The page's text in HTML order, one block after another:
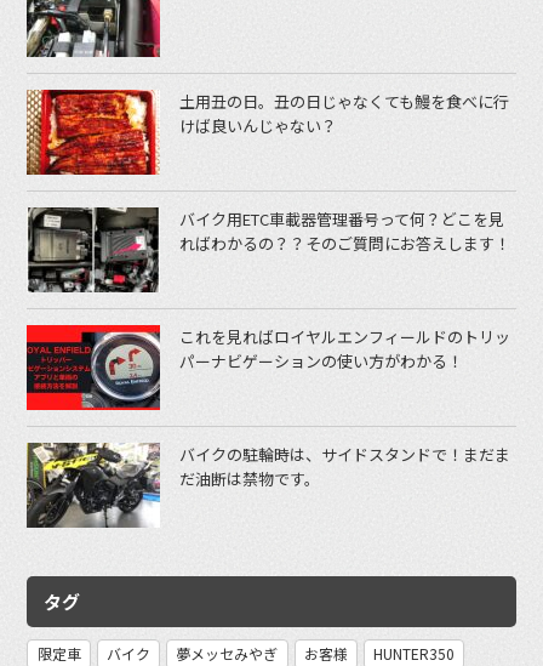
土用丑の日。丑の日じゃなくても鰻を食べに行
けば良いんじゃない？
バイク用ETC車載器管理番号って何？どこを見
ればわかるの？？そのご質問にお答えします！
これを見ればロイヤルエンフィールドのトリッ
パーナビゲーションの使い方がわかる！
バイクの駐輪時は、サイドスタンドで！まだま
だ油断は禁物です。
タグ
限定車 バイク 夢メッセみやぎ お客様
HUNTER350